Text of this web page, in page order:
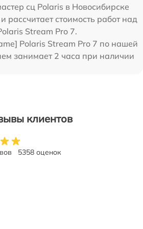
сц Polaris в Новосибирске
рассчитает стоимость работ над
Stream Pro 7.
Polaris Stream Pro 7 по нашей
занимает 2 часа при наличии
клиентов
5358 оценок